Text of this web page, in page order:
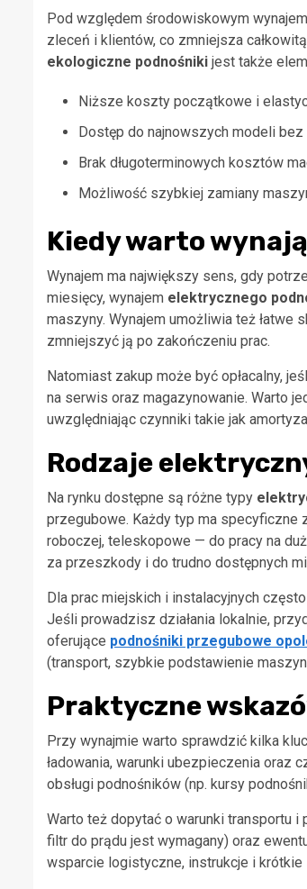
Pod względem środowiskowym
zleceń i klientów, co zmniejsza
ekologiczne podnośniki jest także
Niższe koszty początkowe i
Dostęp do najnowszych modeli
Brak długoterminowych kosztów
Możliwość szybkiej zamiany
Kiedy warto
Wynajem ma największy sens, gdy
miesięcy, wynajem elektrycznego
maszyny. Wynajem umożliwia też
zmniejszyć ją po zakończeniu prac.
Natomiast zakup może być opłacalny,
na serwis oraz magazynowanie. Warto
uwzględniając czynniki takie jak
Rodzaje
Na rynku dostępne są różne typy
przegubowe. Każdy typ ma specyficzne
roboczej, teleskopowe — do pracy na
za przeszkody i do trudno dostępnych
Dla prac miejskich i instalacyjnych
Jeśli prowadzisz działania lokalnie,
oferujące podnośniki przegubowe
(transport, szybkie podstawienie
Praktyczne
Przy wynajmie warto sprawdzić kilka
ładowania, warunki ubezpieczenia oraz
obsługi podnośników (np. kursy
Warto też dopytać o warunki transportu i
filtr do prądu jest wymagany) oraz
wsparcie logistyczne, instrukcje i krótkie